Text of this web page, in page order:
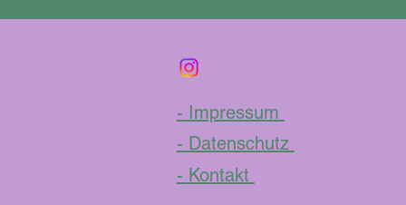
- Impressum
- Datenschutz
- Kontakt